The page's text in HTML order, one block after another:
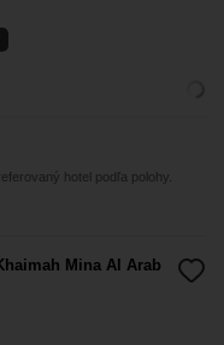
hotel podľa polohy.
Mina Al Arab